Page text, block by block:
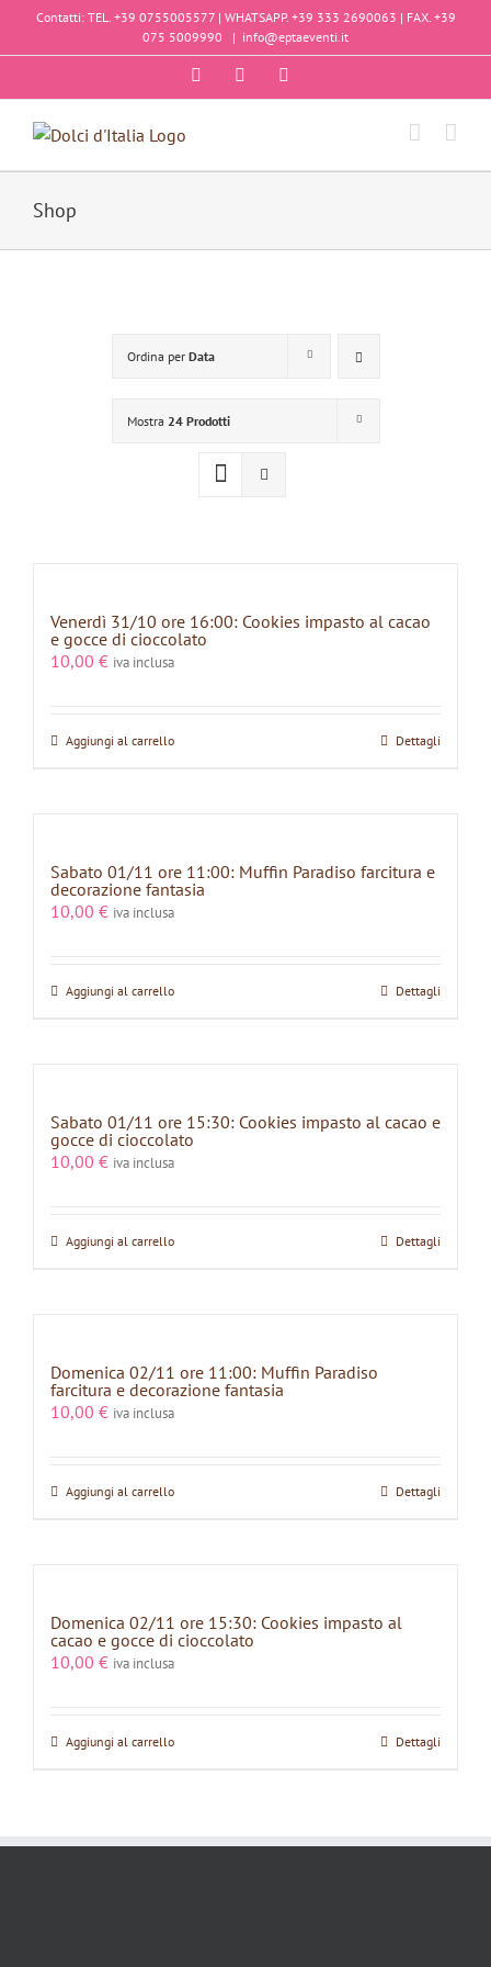
SaltaContatti: TEL. +39 0755005577 | WHATSAPP. +39 333 2690063 | FAX. +39
075 5009990
| info@eptaeventi.it
FacebookInstagram
Shop
Ordina per Data
Mostra 24 Prodotti
Venerdì 31/10 ore 16:00: Cookies impasto al cacao
e gocce di cioccolato
10,00 € iva inclusa
Aggiungi al carrello Dettagli
Sabato 01/11 ore 11:00: Muffin Paradiso farcitura e
decorazione fantasia
10,00 € iva inclusa
Aggiungi al carrello Dettagli
Sabato 01/11 ore 15:30: Cookies impasto al cacao e
gocce di cioccolato
10,00 € iva inclusa
Aggiungi al carrello Dettagli
Domenica 02/11 ore 11:00: Muffin Paradiso
farcitura e decorazione fantasia
10,00 € iva inclusa
Aggiungi al carrello Dettagli
Domenica 02/11 ore 15:30: Cookies impasto al
cacao e gocce di cioccolato
10,00 € iva inclusa
Aggiungi al carrello Dettagli